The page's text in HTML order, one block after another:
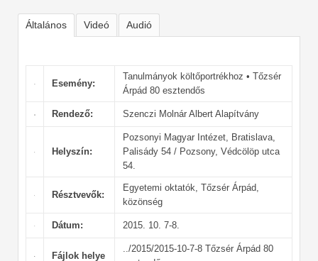
Általános Videó Audió
Esemény:
Tanulmányok költőportrékhoz • Tőzsér
Árpád 80 esztendős
Rendező: Szenczi Molnár Albert Alapítvány
Helyszín:
Pozsonyi Magyar Intézet, Bratislava,
Palisády 54 / Pozsony, Védcölöp utca
54.
Résztvevők:
Egyetemi oktatók, Tőzsér Árpád,
közönség
Dátum: 2015. 10. 7-8.
Fájlok helye
../2015/2015-10-7-8 Tőzsér Árpád 80